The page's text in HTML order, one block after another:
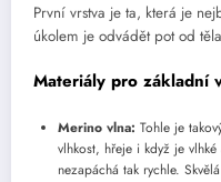
První vrstva je ta, která je
úkolem je odvádět pot od
Materiály pro základní
Merino vlna: Tohle je
vlhkost, hřeje i když je
nezapáchá tak rychle.